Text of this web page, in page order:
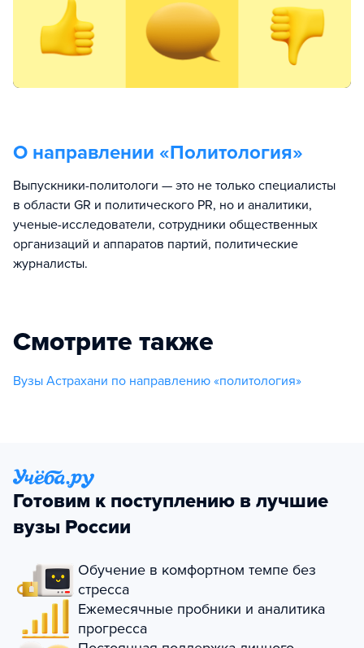
О направлении «Политология»
Выпускники-политологи — это не только специалисты
в области GR и политического PR, но и аналитики,
ученые-исследователи, сотрудники общественных
организаций и аппаратов партий, политические
журналисты.
Смотрите также
Вузы Астрахани по направлению «политология»
Готовим к поступлению в лучшие
вузы России
Обучение в комфортном темпе без
стресса
Ежемесячные пробники и аналитика
прогресса